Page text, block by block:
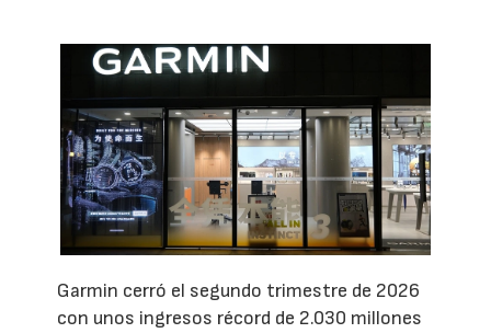
Garmin cerró el segundo trimestre de 2026
con unos ingresos récord de 2.030 millones